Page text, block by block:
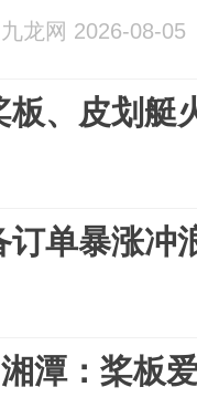
九龙网 2026-08-05
板、皮划艇
订单暴涨冲
湘潭：桨板